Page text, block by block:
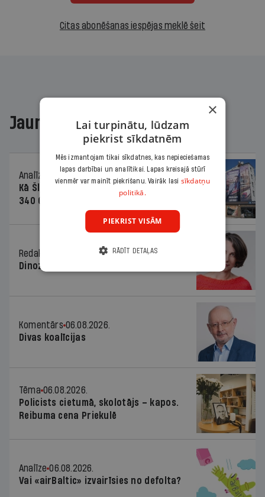
Citas abonēšanas iespējas meklē šeit
Jaunākajā žurnālā
Analīze
06.08.2026.
Kā Šlesera partija palika nesodīta par
340 000 vērtu reklāmas kampaņu
Redaktores sleja
06.08.2026.
Dinozaura triks
Komentārs 06.08.2026.
Divas koalīcijas
Tēma 06.08.2026.
Policists cietumā, skolotājs – kapos.
Reibuma cena Priekulē
Analīze 06.08.2026.
Vai «airBaltic» izvairīsies no defolta?
×
Lai turpinātu, lūdzam
piekrist sīkdatnēm
Mēs izmantojam tikai sīkdatnes, kas nepieciešamas
lapas darbībai un analītikai. Lapas kreisajā stūrī
vienmēr var mainīt piekrišanu. Vairāk lasi sīkdatņu
politikā.
PIEKRIST VISĀM
RĀDĪT DETAĻAS